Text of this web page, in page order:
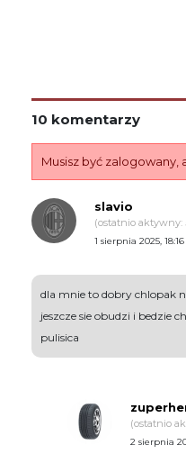
10 komentarzy
Musisz być
slavio
(ostatnio aktywny:
1 sierpnia 2025, 18:16
dla mnie to dobry chlopak
jeszcze sie obudzi i bedzie
pulisica
(ostatnio
2 sierpnia